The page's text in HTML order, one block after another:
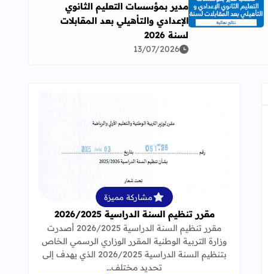
اقرأ المزيد عن النتائج النهائية لحركة إسناد منصب مدير بمؤسسات
مدير بمؤسسات التعليم الثانوي
الإعدادي والتأهيلي بعد المقابلات
لسنة 2026
13/07/2026
قراءة المزيد عن مقرر تنظيم السنة الدراسية
مشاركة مميزة
مقرر تنظيم السنة الدراسية 2026/2025
مقرر تنظيم السنة الدراسية 2026/2025 أصدرت
وزارة التربية الوطنية المقرر الوزاري الرسمي الخاص
بتنظيم السنة الدراسية 2026/2025 الذي يهدف إلى
تحديد مختلف…